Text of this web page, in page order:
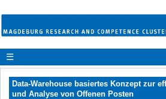
☰
Data-Warehouse basiertes Konzept zur
und Analyse von Offenen Posten